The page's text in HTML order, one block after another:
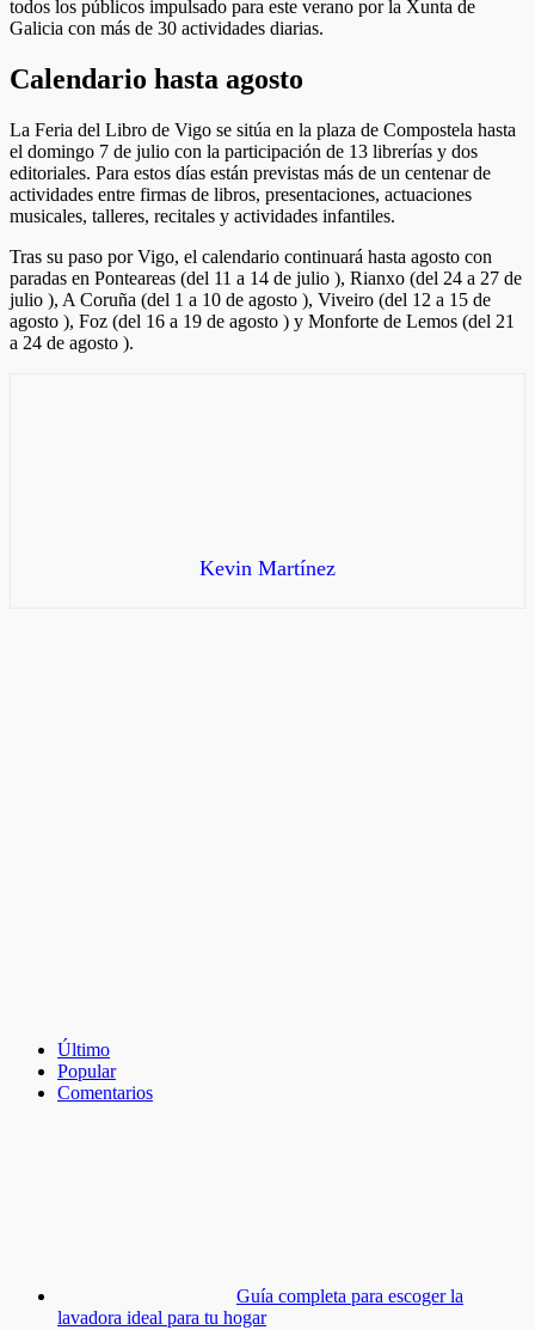
todos los públicos impulsado para este verano por la Xunta de
Galicia con más de 30 actividades diarias.
Calendario hasta agosto
La Feria del Libro de Vigo se sitúa en la plaza de Compostela hasta
el domingo 7 de julio con la participación de 13 librerías y dos
editoriales. Para estos días están previstas más de un centenar de
actividades entre firmas de libros, presentaciones, actuaciones
musicales, talleres, recitales y actividades infantiles.
Tras su paso por Vigo, el calendario continuará hasta agosto con
paradas en Ponteareas (del 11 a 14 de julio ), Rianxo (del 24 a 27 de
julio ), A Coruña (del 1 a 10 de agosto ), Viveiro (del 12 a 15 de
agosto ), Foz (del 16 a 19 de agosto ) y Monforte de Lemos (del 21
a 24 de agosto ).
Kevin Martínez
Último
Popular
Comentarios
Guía completa para escoger la
lavadora ideal para tu hogar